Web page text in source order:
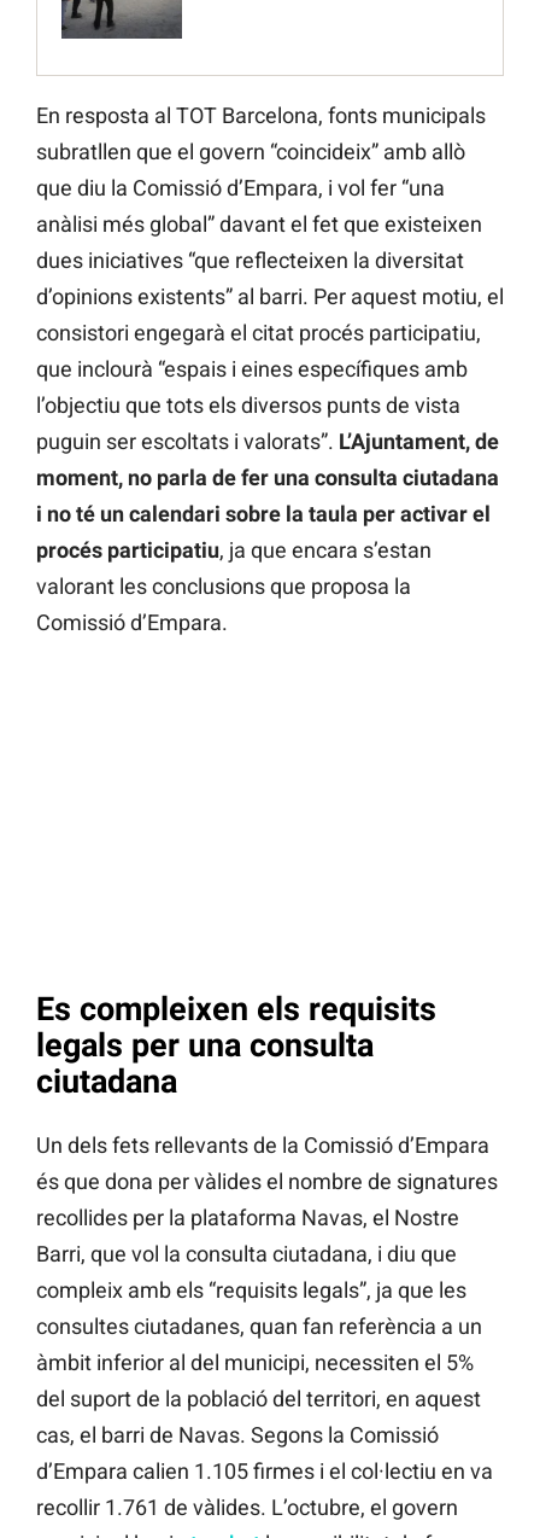
En resposta al TOT Barcelona, fonts municipals
subratllen que el govern “coincideix” amb allò
que diu la Comissió d’Empara, i vol fer “una
anàlisi més global” davant el fet que existeixen
dues iniciatives “que reflecteixen la diversitat
d’opinions existents” al barri. Per aquest motiu, el
consistori engegarà el citat procés participatiu,
que inclourà “espais i eines específiques amb
l’objectiu que tots els diversos punts de vista
puguin ser escoltats i valorats”. L’Ajuntament, de
moment, no parla de fer una consulta ciutadana
i no té un calendari sobre la taula per activar el
procés participatiu, ja que encara s’estan
valorant les conclusions que proposa la
Comissió d’Empara.
Es compleixen els requisits
legals per una consulta
ciutadana
Un dels fets rellevants de la Comissió d’Empara
és que dona per vàlides el nombre de signatures
recollides per la plataforma Navas, el Nostre
Barri, que vol la consulta ciutadana, i diu que
compleix amb els “requisits legals”, ja que les
consultes ciutadanes, quan fan referència a un
àmbit inferior al del municipi, necessiten el 5%
del suport de la població del territori, en aquest
cas, el barri de Navas. Segons la Comissió
d’Empara calien 1.105 firmes i el col·lectiu en va
recollir 1.761 de vàlides. L’octubre, el govern